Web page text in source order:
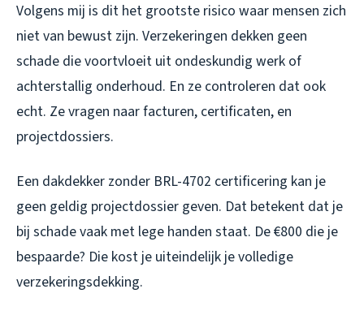
Volgens mij is dit het grootste risico waar mensen zich
niet van bewust zijn. Verzekeringen dekken geen
schade die voortvloeit uit ondeskundig werk of
achterstallig onderhoud. En ze controleren dat ook
echt. Ze vragen naar facturen, certificaten, en
projectdossiers.
Een dakdekker zonder BRL-4702 certificering kan je
geen geldig projectdossier geven. Dat betekent dat je
bij schade vaak met lege handen staat. De €800 die je
bespaarde? Die kost je uiteindelijk je volledige
verzekeringsdekking.